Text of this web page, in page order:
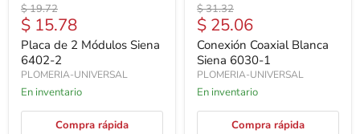
Precio
original
$ 19.72
Precio
actual
$ 15.78
Placa de 2 Módulos Siena
6402-2
PLOMERIA-UNIVERSAL
En inventario
Compra rápida
Precio
original
$ 31.32
Precio
actual
$ 25.06
Conexión Coaxial Blanca
Siena 6030-1
PLOMERIA-UNIVERSAL
En inventario
Compra rápida